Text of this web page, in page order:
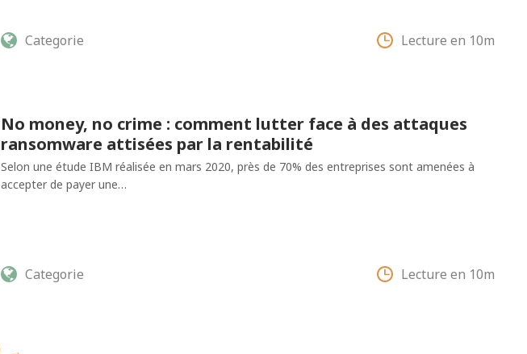
Categorie Lecture en 10m
No money, no crime : comment lutter face à des attaques
ransomware attisées par la rentabilité
Selon une étude IBM réalisée en mars 2020, près de 70% des entreprises sont amenées à
accepter de payer une…
Categorie Lecture en 10m